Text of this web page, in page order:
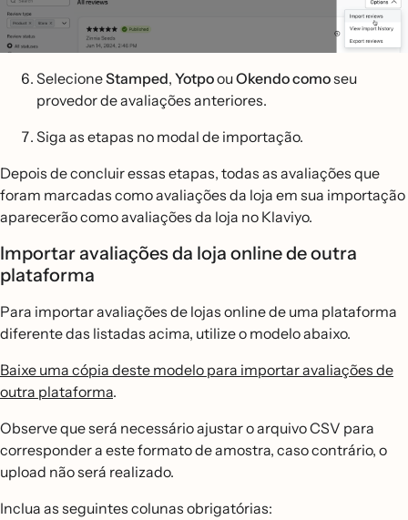
SelecioneStamped, YotpoouOkendo comoseu
provedor de avaliações anteriores.
Siga as etapas no modal de importação.
Depois de concluir essas etapas, todas as avaliações que
foram marcadas como avaliações da loja em sua importação
aparecerão como avaliações da loja no Klaviyo.
Importar avaliações da loja online de outra
plataforma
Para importar avaliações de lojas online de uma plataforma
diferente das listadas acima, utilize o modelo abaixo.
Baixe uma cópia deste modelo para importar avaliações de
outra plataforma.
Observe que será necessário ajustar o arquivo CSV para
corresponder a este formato de amostra, caso contrário, o
upload não será realizado.
Inclua as seguintes colunas obrigatórias: